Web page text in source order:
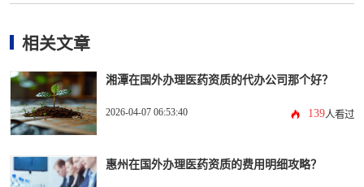
相关文章
湘潭在国外办理医药资质的代办公司那个好？
2026-04-07 06:53:40 139人看过
惠州在国外办理医药资质的费用明细攻略？